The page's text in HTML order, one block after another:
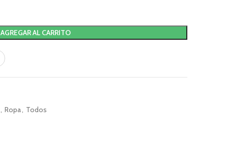
AGREGAR AL CARRITO
, Ropa, Todos